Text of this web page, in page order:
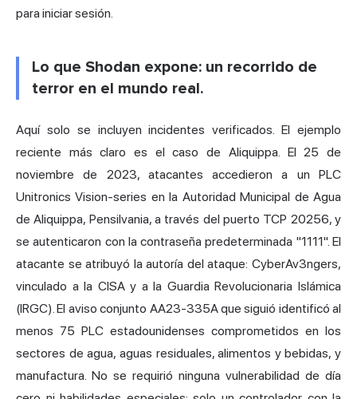
para iniciar sesión.
Lo que Shodan expone: un recorrido de
terror en el mundo real.
Aquí solo se incluyen incidentes verificados. El ejemplo
reciente más claro es el caso de Aliquippa. El 25 de
noviembre de 2023, atacantes accedieron a un PLC
Unitronics Vision-series en la Autoridad Municipal de Agua
de Aliquippa, Pensilvania, a través del puerto TCP 20256, y
se autenticaron con la contraseña predeterminada "1111". El
atacante se atribuyó la autoría del ataque: CyberAv3ngers,
vinculado a la CISA y a la Guardia Revolucionaria Islámica
(IRGC). El aviso conjunto AA23-335A que siguió identificó al
menos 75 PLC estadounidenses comprometidos en los
sectores de agua, aguas residuales, alimentos y bebidas, y
manufactura. No se requirió ninguna vulnerabilidad de día